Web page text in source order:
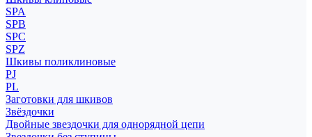
SPA
SPB
SPC
SPZ
Шкивы поликлиновые
PJ
PL
Заготовки для шкивов
Звёздочки
Двойные звездочки для однорядной цепи